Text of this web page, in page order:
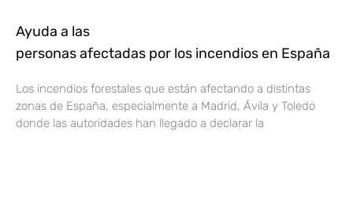
Ayuda a las
personas afectadas por los incendios en España
Los incendios forestales que están afectando a distintas
zonas de España, especialmente a Madrid, Ávila y Toledo
donde las autoridades han llegado a declarar la